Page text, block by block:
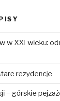
w XXI wieku:
rezydencje
– górskie